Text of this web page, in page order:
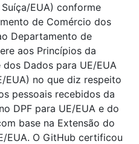
EUA) conforme
de Comércio dos
Departamento de
aos Princípios da
Dados para UE/EUA
EUA) no que diz respeito
pessoais recebidos da
DPF para UE/EUA e do
base na Extensão do
EUA. O GitHub certificou